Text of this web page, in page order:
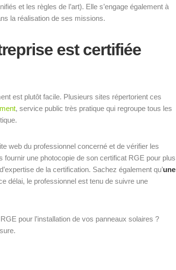
et les règles de l’art). Elle s’engage également à
la réalisation de ses missions.
est certifiée
est plutôt facile. Plusieurs sites répertorient ces
, service public très pratique qui regroupe tous les
web du professionnel concerné et de vérifier les
fournir une photocopie de son certificat RGE pour plus
de la certification. Sachez également qu’une
délai, le professionnel est tenu de suivre une
pour l’installation de vos panneaux solaires ?